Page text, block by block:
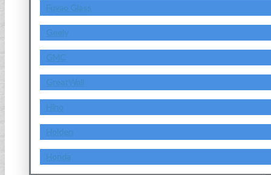
Fuyao Glass
Geely
GMC
GreatWall
Hino
Holden
Honda